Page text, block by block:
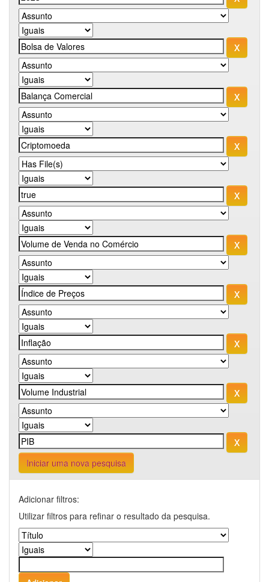
Iniciar uma nova pesquisa
Adicionar filtros:
Utilizar filtros para refinar o resultado da pesquisa.